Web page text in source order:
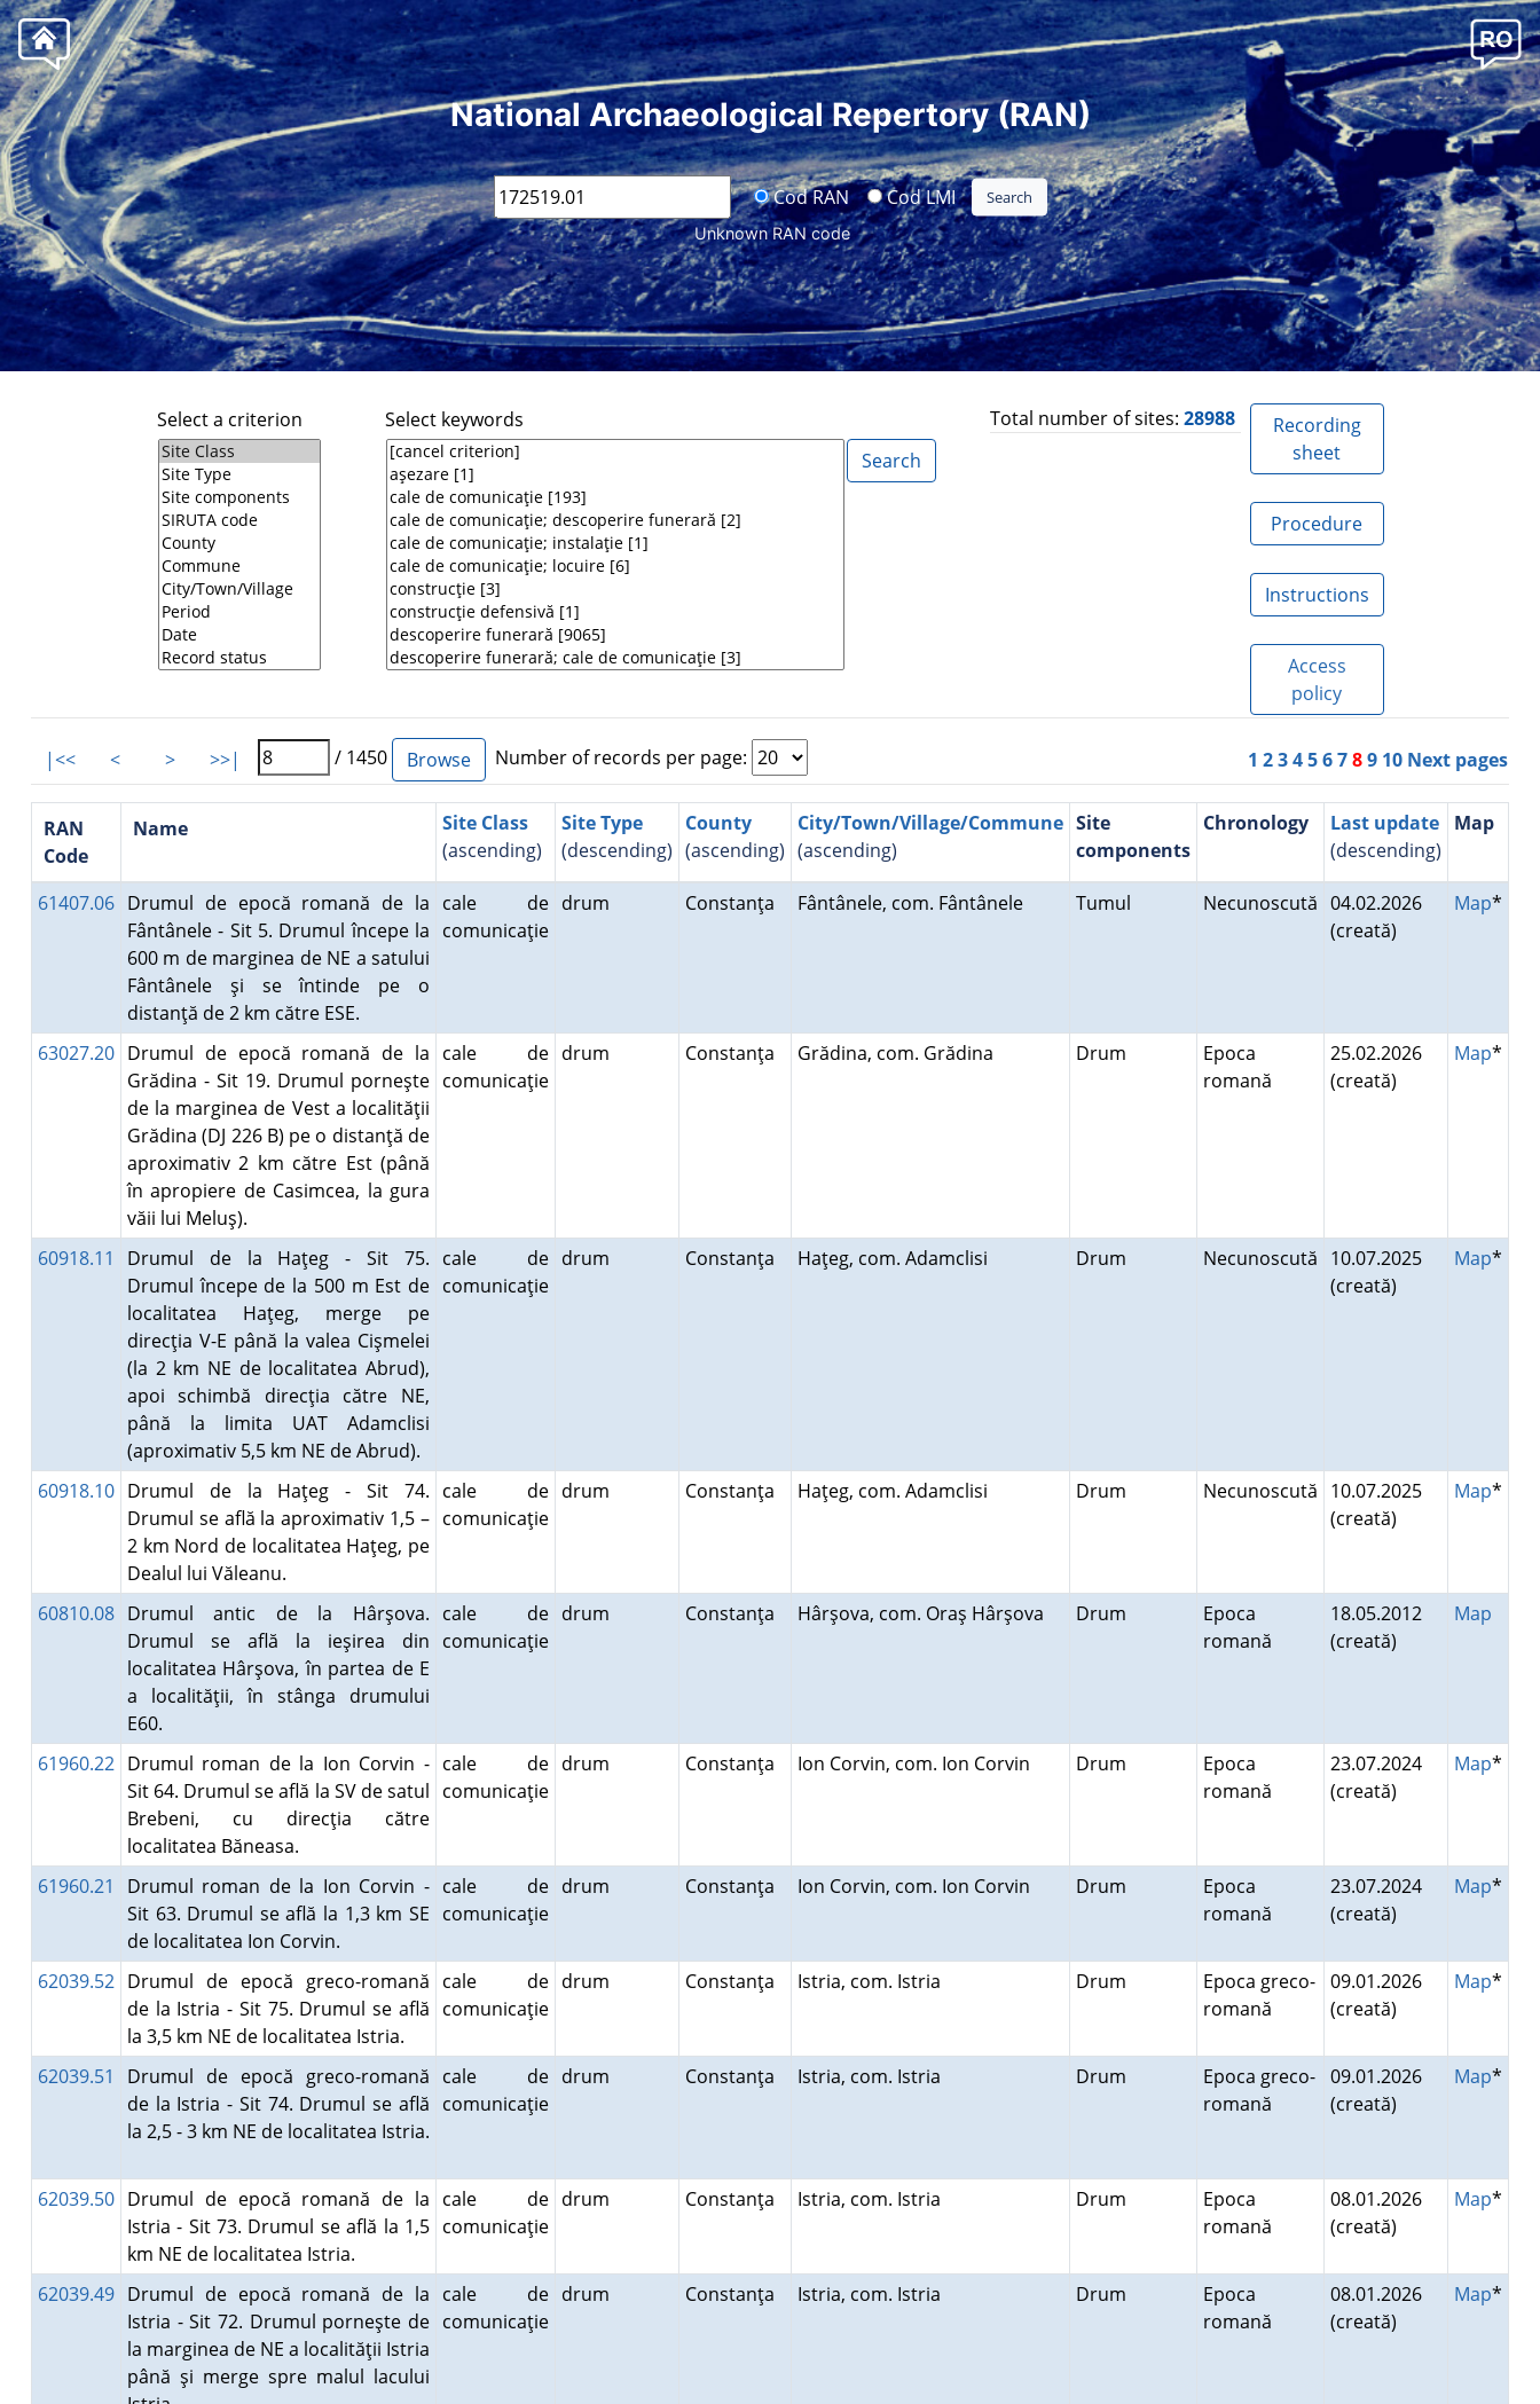
National Archaeological Repertory (RAN)
Cod RAN Cod LMI
Unknown RAN code
Select a criterion Select keywords Total number of sites: 28988
Recording
sheet
Procedure
Instructions
Access
policy
|<< < > >>| / 1450 Number of records per page: 1 23456789 10 Next pages
RAN
Code
Name
Site Class
(ascending)
Site Type
(descending)
County
(ascending)
City/Town/Village/Commune
(ascending)
Site
components
Chronology
Last update
(descending)
Map
61407.06 Drumul de epocă romană de la
Fântânele - Sit 5. Drumul începe la
600 m de marginea de NE a satului
Fântânele şi se întinde pe o
distanţă de 2 km către ESE.
cale de
comunicaţie
drum Constanţa Fântânele, com. Fântânele Tumul Necunoscută 04.02.2026
(creată)
Map*
63027.20 Drumul de epocă romană de la
Grădina - Sit 19. Drumul porneşte
de la marginea de Vest a localităţii
Grădina (DJ 226 B) pe o distanţă de
aproximativ 2 km către Est (până
în apropiere de Casimcea, la gura
văii lui Meluş).
cale de
comunicaţie
drum Constanţa Grădina, com. Grădina Drum
Epoca
romană
25.02.2026
(creată)
Map*
60918.11
Drumul de la Haţeg - Sit 75.
Drumul începe de la 500 m Est de
localitatea Haţeg, merge pe
direcţia V-E până la valea Cişmelei
(la 2 km NE de localitatea Abrud),
apoi schimbă direcţia către NE,
până la limita UAT Adamclisi
(aproximativ 5,5 km NE de Abrud).
cale de
comunicaţie
drum Constanţa Haţeg, com. Adamclisi Drum Necunoscută 10.07.2025
(creată)
Map*
60918.10 Drumul de la Haţeg - Sit 74.
Drumul se află la aproximativ 1,5 –
2 km Nord de localitatea Haţeg, pe
Dealul lui Văleanu.
cale de
comunicaţie
drum Constanţa Haţeg, com. Adamclisi Drum Necunoscută 10.07.2025
(creată)
Map*
60810.08 Drumul antic de la Hârşova.
Drumul se află la ieşirea din
localitatea Hârşova, în partea de E
a localităţii, în stânga drumului
E60.
cale de
comunicaţie
drum Constanţa Hârşova, com. Oraş Hârşova Drum
Epoca
romană
18.05.2012
(creată)
Map
61960.22 Drumul roman de la Ion Corvin -
Sit 64. Drumul se află la SV de satul
Brebeni, cu direcţia către
localitatea Băneasa.
cale de
comunicaţie
drum Constanţa Ion Corvin, com. Ion Corvin Drum
Epoca
romană
23.07.2024
(creată)
Map*
61960.21
Drumul roman de la Ion Corvin -
Sit 63. Drumul se află la 1,3 km SE
de localitatea Ion Corvin.
cale de
comunicaţie
drum Constanţa Ion Corvin, com. Ion Corvin Drum
Epoca
romană
23.07.2024
(creată)
Map*
62039.52 Drumul de epocă greco-romană
de la Istria - Sit 75. Drumul se află
la 3,5 km NE de localitatea Istria.
cale de
comunicaţie
drum Constanţa Istria, com. Istria Drum
Epoca greco-
romană
09.01.2026
(creată)
Map*
62039.51
Drumul de epocă greco-romană
de la Istria - Sit 74. Drumul se află
la 2,5 - 3 km NE de localitatea Istria.
cale de
comunicaţie
drum Constanţa Istria, com. Istria Drum
Epoca greco-
romană
09.01.2026
(creată)
Map*
62039.50 Drumul de epocă romană de la
Istria - Sit 73. Drumul se află la 1,5
km NE de localitatea Istria.
cale de
comunicaţie
drum Constanţa Istria, com. Istria Drum
Epoca
romană
08.01.2026
(creată)
Map*
62039.49 Drumul de epocă romană de la
Istria - Sit 72. Drumul porneşte de
la marginea de NE a localităţii Istria
până şi merge spre malul lacului
cale de
comunicaţie
drum Constanţa Istria, com. Istria Drum
Epoca
romană
08.01.2026
(creată)
Map*